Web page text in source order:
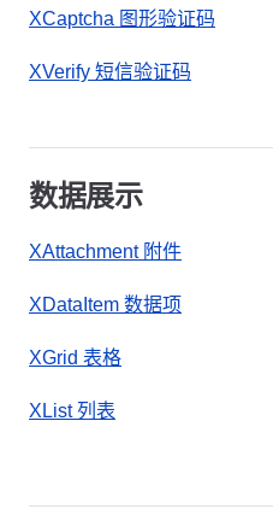
XCaptcha 图形验证码
XVerify 短信验证码
数据展示
XAttachment 附件
XDataItem 数据项
XGrid 表格
XList 列表